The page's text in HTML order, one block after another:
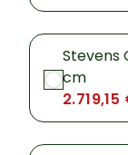
Stevens
cm
2.719,15